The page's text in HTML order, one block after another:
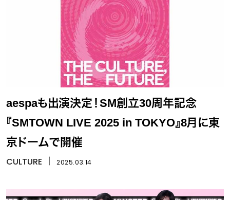
aespaも出演決定！SM創立30周年記念
『SMTOWN LIVE 2025 in TOKYO』8月に東
京ドームで開催
CULTURE 2025.03.14